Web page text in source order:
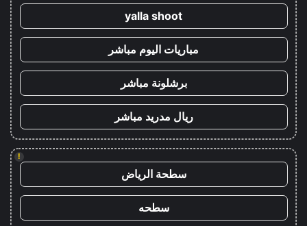
yalla shoot
مباريات اليوم مباشر
برشلونة مباشر
ريال مدريد مباشر
!
سطحة الرياض
سطحه